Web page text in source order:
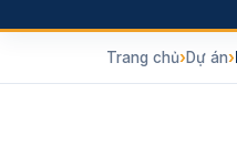
Trang chủ Dự án